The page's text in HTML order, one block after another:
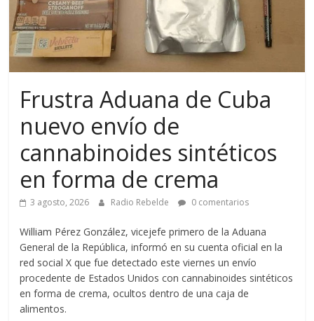
Frustra Aduana de Cuba
nuevo envío de
cannabinoides sintéticos
en forma de crema
3 agosto, 2026 Radio Rebelde 0 comentarios
William Pérez González, vicejefe primero de la Aduana
General de la República, informó en su cuenta oficial en la
red social X que fue detectado este viernes un envío
procedente de Estados Unidos con cannabinoides sintéticos
en forma de crema, ocultos dentro de una caja de
alimentos.